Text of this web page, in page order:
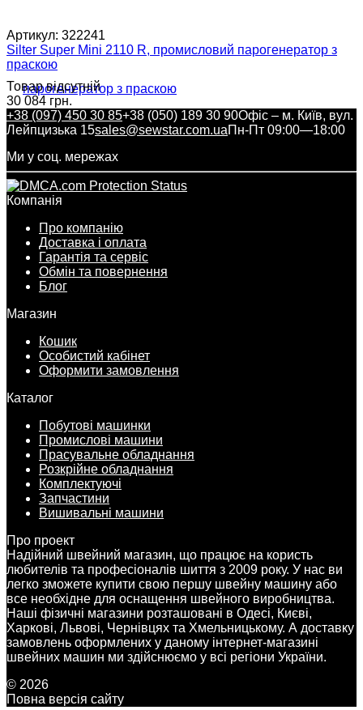
Артикул: 322241
Silter Super Mini 2110 R, промисловий парогенератор з
праскою
Товар відсутній
30 084 грн.
+38 (097) 450 30 85+38 (050) 189 30 90Офіс – м. Київ, вул.
Лейпцизька 15sales@sewstar.com.uaПн-Пт 09:00—18:00
Ми у соц. мережах
Компанія
Про компанію
Доставка і оплата
Гарантія та сервіс
Обмін та повернення
Блог
Магазин
Кошик
Особистий кабінет
Оформити замовлення
Каталог
Побутові машинки
Промислові машини
Прасувальне обладнання
Розкрійне обладнання
Комплектуючі
Запчастини
Вишивальні машини
Про проект
Надійний швейний магазин, що працює на користь
любителів та професіоналів шиття з 2009 року. У нас ви
легко зможете купити свою першу швейну машину або
все необхідне для оснащення швейного виробництва.
Наші фізичні магазини розташовані в Одесі, Києві,
Харкові, Львові, Чернівцях та Хмельницькому. А доставку
замовлень оформлених у даному інтернет-магазині
швейних машин ми здійснюємо у всі регіони України.
© 2026
Повна версія сайту